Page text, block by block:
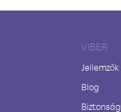
VIBER
Jellemzők
Blog
Biztonság